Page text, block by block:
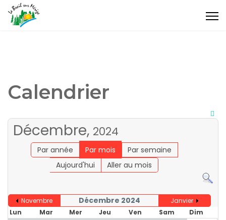
Calendrier
Décembre, 2024
Par année Par mois
Par semaine
Aujourd'hui
Aller au mois
Novembre Décembre 2024
Janvier
Lun
Mar Mer Jeu Ven Sam
Dim